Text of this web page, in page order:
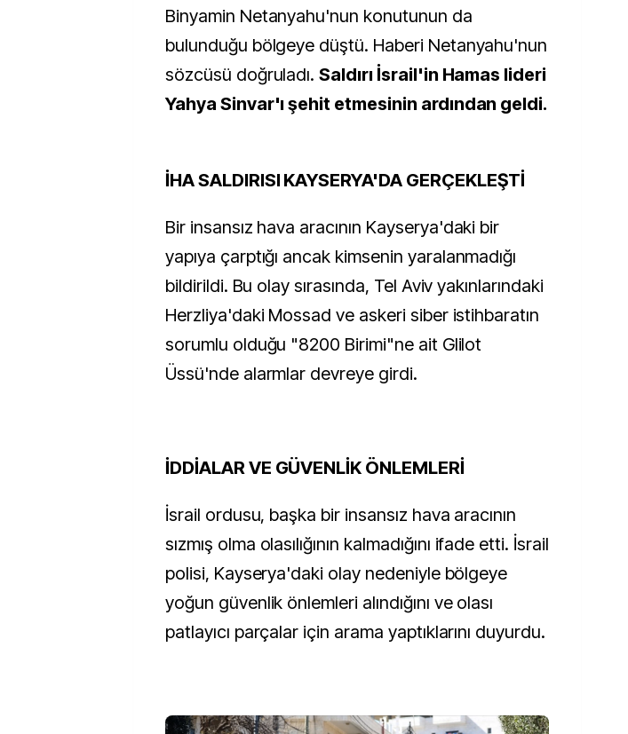
Binyamin Netanyahu'nun konutunun da
bulunduğu bölgeye düştü. Haberi Netanyahu'nun
sözcüsü doğruladı.Saldırı İsrail'in Hamas lideri
Yahya Sinvar'ı şehit etmesinin ardından geldi.
İHA SALDIRISI KAYSERYA'DA GERÇEKLEŞTİ
Bir insansız hava aracının Kayserya'daki bir
yapıya çarptığı ancak kimsenin yaralanmadığı
bildirildi. Bu olay sırasında, Tel Aviv yakınlarındaki
Herzliya'daki Mossad ve askeri siber istihbaratın
sorumlu olduğu "8200 Birimi"ne ait Glilot
Üssü'nde alarmlar devreye girdi.
İDDİALAR VE GÜVENLİK ÖNLEMLERİ
İsrail ordusu, başka bir insansız hava aracının
sızmış olma olasılığının kalmadığını ifade etti. İsrail
polisi, Kayserya'daki olay nedeniyle bölgeye
yoğun güvenlik önlemleri alındığını ve olası
patlayıcı parçalar için arama yaptıklarını duyurdu.